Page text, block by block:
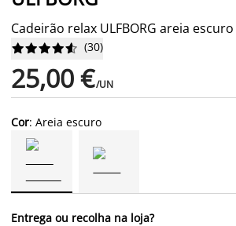
Cadeirão relax ULFBORG areia escuro





 (30)
25,00 €/UN
Cor: Areia escuro
Entrega ou recolha na loja?